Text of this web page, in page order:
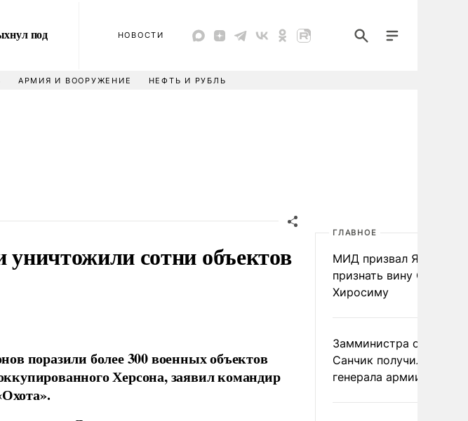
под
НОВОСТИ
АРМИЯ И ВООРУЖЕНИЕ НЕФТЬ И РУБЛЬ
сотни объектов
поразили более 300 военных объектов
Херсона, заявил командир
ГЛАВНОЕ
МИД призвал Японию
признать вину США за
Хиросиму
Замминистра обороны
Санчик получил звание
генерала армии